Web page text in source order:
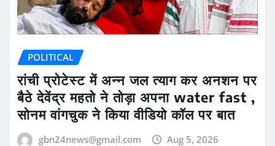
POLITICAL
रांची प्रोटेस्ट में अन्न जल त्याग कर अनशन पर
बैठे देवेंद्र महतो ने तोड़ा अपना water fast ,
सोनम वांगचुक ने किया वीडियो कॉल पर बात
gbn24news@gmail.com Aug 5, 2026